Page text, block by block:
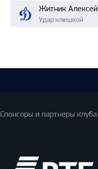
Житник Алексей
Удар клюшкой
Спонсоры и партнеры клуба